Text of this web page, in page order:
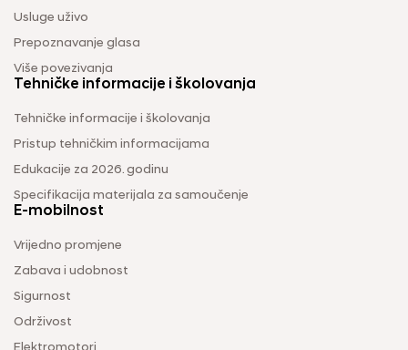
Usluge uživo
Prepoznavanje glasa
Više povezivanja
Tehničke informacije i školovanja
Tehničke informacije i školovanja
Pristup tehničkim informacijama
Edukacije za 2026. godinu
Specifikacija materijala za samoučenje
E-mobilnost
Vrijedno promjene
Zabava i udobnost
Sigurnost
Održivost